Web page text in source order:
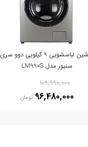
ماشین لباسشویی 9 کیلویی دوو سری
سنیور مدل LM990S
109,990,000
96,480,000 تومان